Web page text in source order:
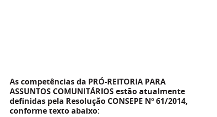
As competências da PRÓ-REITORIA PARA
ASSUNTOS COMUNITÁRIOSestão atualmente
definidas pela Resolução CONSEPE Nº 61/2014,
conforme texto abaixo: